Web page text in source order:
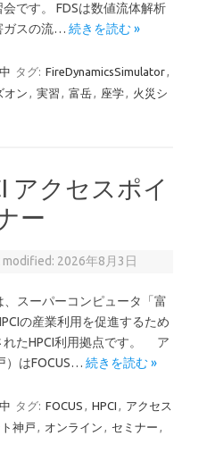
です。 FDSは数値流体解析
ガスの流… 続きを読む »
タグ: FireDynamicsSimulator,
オン , 実習 , 富岳, 座学, 火災シ
アクセスポイ
ー
modified: 2026年8月3日
、スーパーコンピュータ「富
の産業利用を促進するため
れたHPCI利用拠点です。 ア
）はFOCUS… 続きを読む »
タグ: FOCUS , HPCI , アクセス
神戸 , オンライン , セミナー ,